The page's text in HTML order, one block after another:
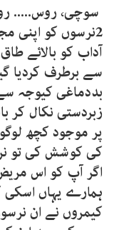
سوچی، روس.....
2نرسوں کو اپنی
آداب کو بالائے
سے برطرف کردیا
بددماغی کیوجہ
زبردستی نکال کر
پر موجود کچھ
کی کوشش کی تو
اگر آپ کو اس
ہمارے یہاں
کیمروں نے ان